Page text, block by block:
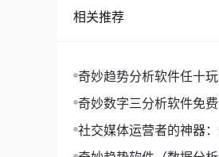
相关推荐
奇妙趋势分析软件任十
十玩法'的深度策略）
奇妙数字三分析软件免
社交媒体运营者的神器